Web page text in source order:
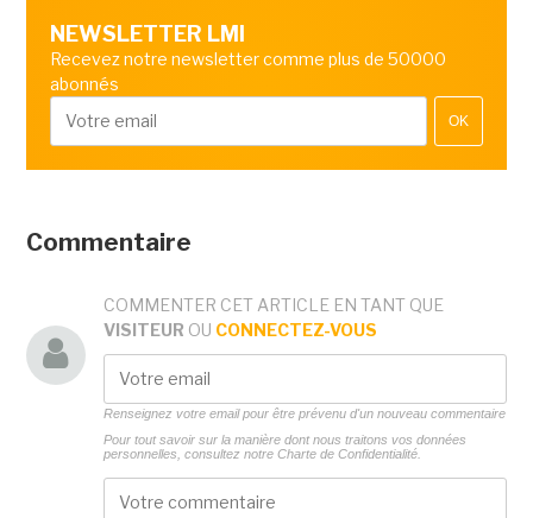
NEWSLETTER LMI
Recevez notre newsletter comme plus de 50000
abonnés
OK
Commentaire
COMMENTER CET ARTICLE EN TANT QUE
VISITEUR OU CONNECTEZ-VOUS
Renseignez votre email pour être prévenu d'un nouveau commentaire
Pour tout savoir sur la manière dont nous traitons vos données
personnelles, consultez notre Charte de Confidentialité.